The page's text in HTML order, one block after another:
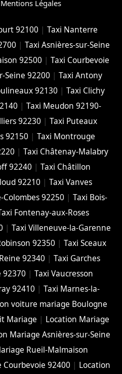
Mentions Légales
92100 |Taxi Nanterre
| Taxi Asnières-sur-Seine
92500 |Taxi Courbevoie
Seine 92200 |Taxi Antony
92130 |Taxi Clichy
|Taxi Meudon 92190-
92230 | Taxi Puteaux
92150 | Taxi Montrouge
| Taxi Châtenay-Malabry
92240 | Taxi Châtillon
92210 | Taxi Vanves
Colombes 92250 | Taxi Bois-
Fontenay-aux-Roses
| Taxi Villeneuve-la-Garenne
92350 | Taxi Sceaux
92340 | Taxi Garches
92370 |Taxi Vaucresson
92410 | Taxi Marnes-la-
voiture mariage Boulogne
Mariage | Location Mariage
Mariage Asnières-sur-Seine
Rueil-Malmaison
92400 | Location